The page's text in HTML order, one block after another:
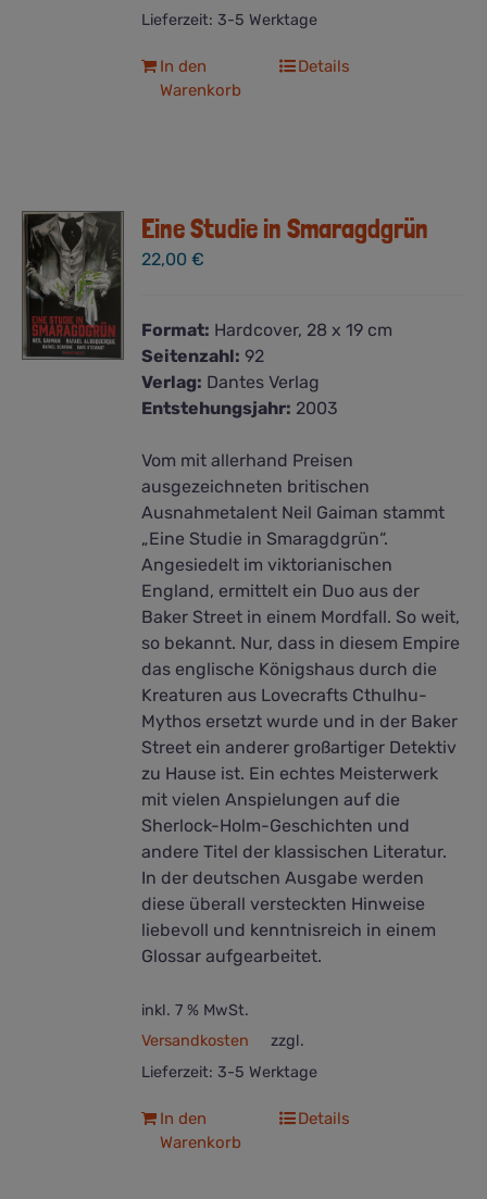
Lieferzeit: 3-5 Werktage
In den
Warenkorb
Details
Eine Studie in Smaragdgrün
22,00€
Format: Hardcover, 28 x 19 cm
Seitenzahl: 92
Verlag: Dantes Verlag
Entstehungsjahr: 2003
Vom mit allerhand Preisen
ausgezeichneten britischen
Ausnahmetalent Neil Gaiman stammt
„Eine Studie in Smaragdgrün“.
Angesiedelt im viktorianischen
England, ermittelt ein Duo aus der
Baker Street in einem Mordfall. So weit,
so bekannt. Nur, dass in diesem Empire
das englische Königshaus durch die
Kreaturen aus Lovecrafts Cthulhu-
Mythos ersetzt wurde und in der Baker
Street ein anderer großartiger Detektiv
zu Hause ist. Ein echtes Meisterwerk
mit vielen Anspielungen auf die
Sherlock-Holm-Geschichten und
andere Titel der klassischen Literatur.
In der deutschen Ausgabe werden
diese überall versteckten Hinweise
liebevoll und kenntnisreich in einem
Glossar aufgearbeitet.
inkl. 7 % MwSt.
zzgl.
Versandkosten
Lieferzeit: 3-5 Werktage
In den
Warenkorb
Details